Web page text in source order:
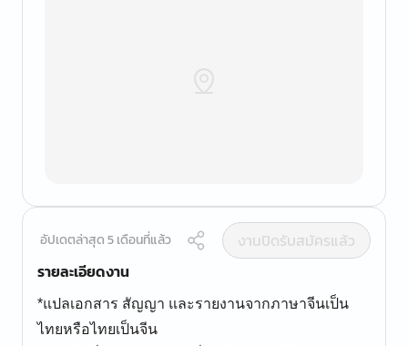
อัปเดตล่าสุด 5 เดือนที่แล้ว
งานปิดรับสมัครแล้ว
รายละเอียดงาน
*แปลเอกสาร สัญญา และรายงานจากภาษาจีนเป็น
ไทยหรือไทยเป็นจีน